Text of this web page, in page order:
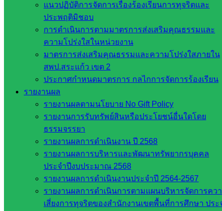
แนวปฏิบัติการจัดการเรื่องร้องเรียนการทุจริตและ
ประพฤติมิชอบ
การดำเนินการตามมาตรการส่งเสริมคุณธรรมและ
ความโปร่งใสในหน่วยงาน
มาตรการส่งเสริมคุณธรรมและความโปร่งใสภายใน
สพป.สระแก้ว เขต 2
ประกาศกำหนดมาตรการ กลไกการจัดการร้องเรียน
รายงานผล
รายงานผลตามนโยบาย No Gift Policy
รายงานการรับทรัพย์สินหรือประโยชน์อื่นใดโดย
ธรรมจรรยา
รายงานผลการดำเนินงาน ปี 2568
รายงานผลการบริหารและพัฒนาทรัพยากรบุคคล
ประจำปีงบประมาณ 2568
รายงานผลการดำเนินงานประจำปี 2564-2567
รายงานผลการดำเนินการตามแผนบริหารจัดการคว
เสี่ยงการทุจริตของสำนักงานเขตพื้นที่การศึกษา ประ
สพม. ใน
สพฐ.
เว็บไซต์
สพป. ใน
สพฐ.
กรมบัญชี
กลาง
สำนักงาน
ส.ก.ส.ค
หน่วยงาน
ในจังหวัด
สระแก้ว